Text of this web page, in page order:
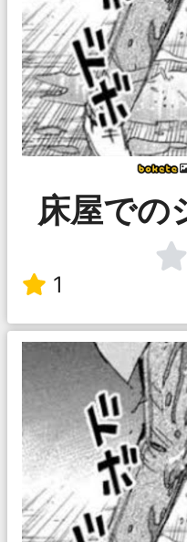
床屋での
1